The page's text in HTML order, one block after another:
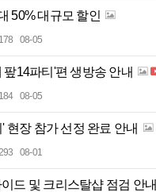
50% 대규모 할인
08-05
팦14파티'편 생방송 안내
08-05
현장 참가 선정 완료 안내
08-01
드 및 크리스탈샵 점검 안내